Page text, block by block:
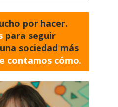
por hacer.
para seguir
sociedad más
contamos cómo.